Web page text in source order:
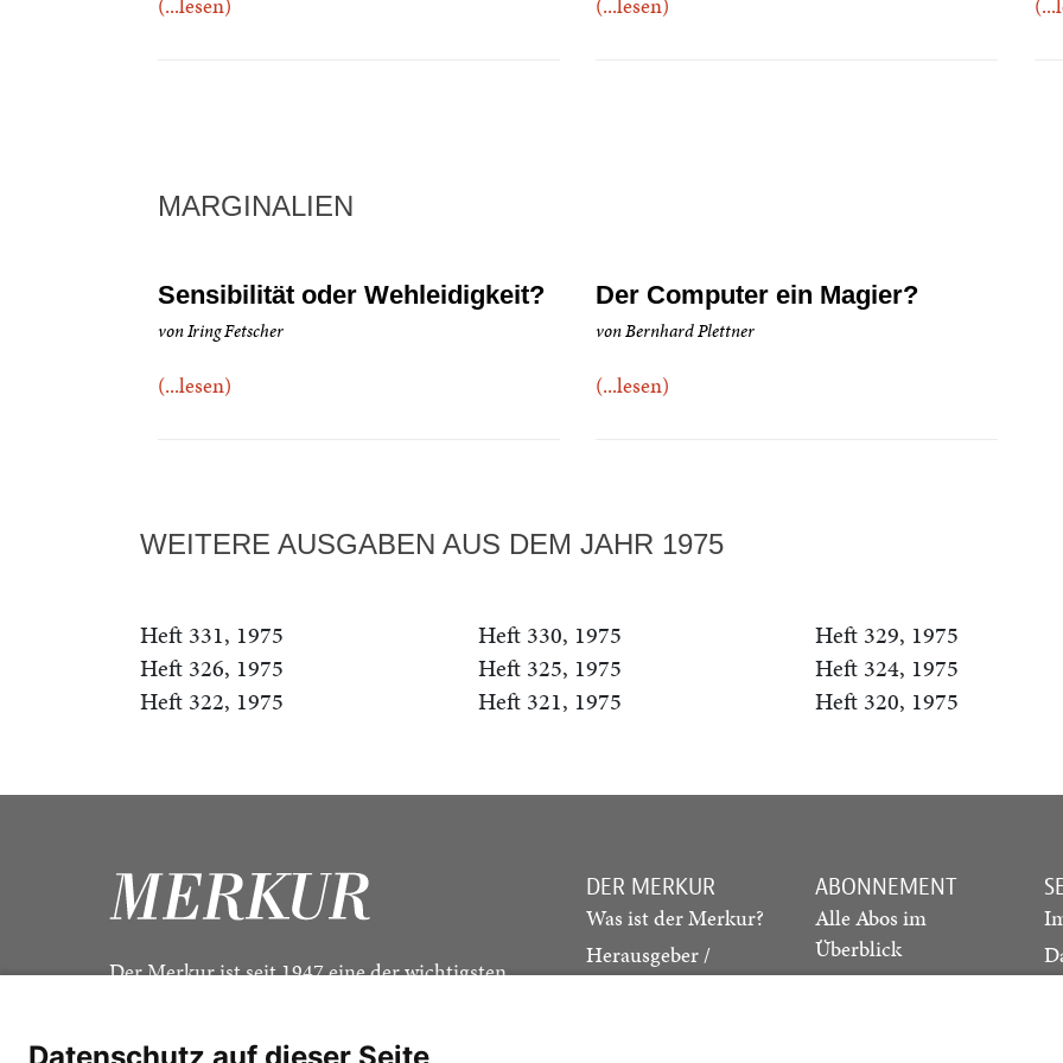
MARGINALIEN
Sensibilität oder Wehleidigkeit?
von Iring Fetscher
(...lesen)
Der Computer ein Magier?
von Bernhard Plettner
(...lesen)
WEITERE AUSGABEN AUS DEM JAHR 1975
Heft 331, 1975 Heft 330, 1975 Heft 329, 1975
Heft 326, 1975
Heft 325, 1975 Heft 324, 1975
Heft 322, 1975
Heft 321, 1975 Heft 320, 1975
Der Merkur ist seit 1947 eine der wichtigsten
DER MERKUR
Was ist der Merkur?
Herausgeber /
ABONNEMENT
Alle Abos im
Überblick